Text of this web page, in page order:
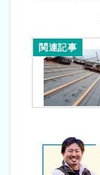
関連記事